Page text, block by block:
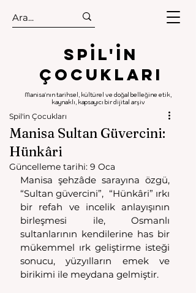
.
.
Spıl'in
Çocukları
Manisa'nın tarihsel, kültürel ve doğal belleğine etik,
kaynaklı, kapsayıcı bir dijital arşiv
Manisa Sultan Güvercini:
Hünkâri
Spil'in Çocukları
Güncelleme tarihi: 9 Oca
Manisa şehzâde sarayına özgü,
“Sultan güvercini”,  “Hünkâri” ırkı
bir refah ve incelik anlayışının
birleşmesi ile, Osmanlı
sultanlarının kendilerine has bir
mükemmel ırk geliştirme isteği
sonucu, yüzyılların emek ve
birikimi ile meydana gelmiştir.